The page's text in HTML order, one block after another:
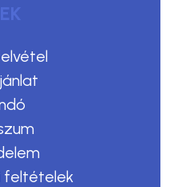
feltételek